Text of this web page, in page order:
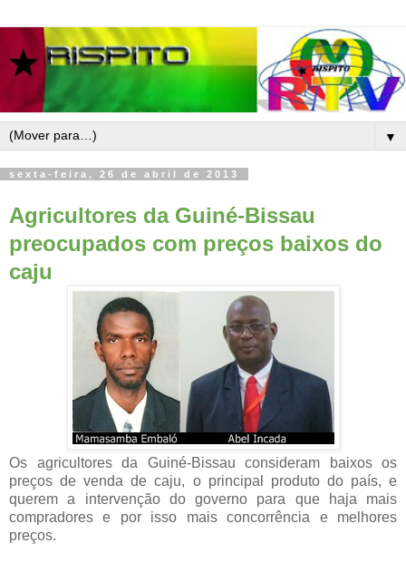
▼
sexta-feira, 26 de abril de 2013
Agricultores da Guiné-Bissau
preocupados com preços baixos do
caju
Os agricultores da Guiné-Bissau consideram baixos os
preços de venda de caju, o principal produto do país, e
querem a intervenção do governo para que haja mais
compradores e por isso mais concorrência e melhores
preços.